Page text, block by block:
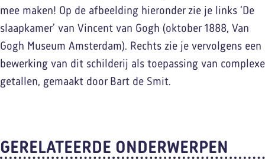
mee maken! Op de afbeelding hieronder zie je links ‘De
slaapkamer’ van Vincent van Gogh (oktober 1888, Van
Gogh Museum Amsterdam). Rechts zie je vervolgens een
bewerking van dit schilderij als toepassing van complexe
getallen, gemaakt door Bart de Smit.
GERELATEERDE ONDERWERPEN